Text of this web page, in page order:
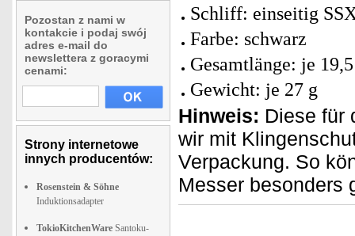
Pozostan z nami w
kontakcie i podaj swój
adres e-mail do
newslettera z goracymi
cenami:
Strony internetowe
innych producentów:
Rosenstein & Söhne
Induktionsadapter
TokioKitchenWare Santoku-
Schliff: einseitig
Farbe: schwarz
Gesamtlänge: je
Gewicht: je 27 g
Hinweis: Diese für
wir mit
Verpackung. So
Messer besonders